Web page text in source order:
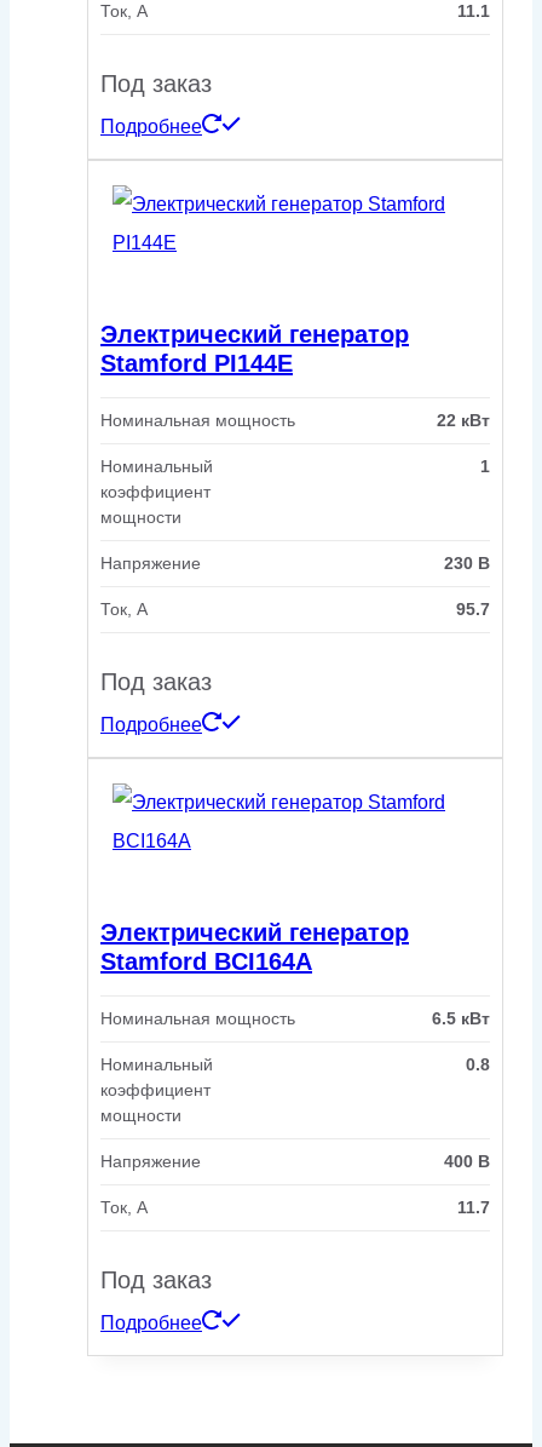
Ток, А 11.1
Под заказ
Подробнее
Электрический генератор
Stamford PI144E
Номинальная мощность 22 кВт
Номинальный
коэффициент
мощности
1
Напряжение 230 В
Ток, А 95.7
Под заказ
Подробнее
Электрический генератор
Stamford BCI164A
Номинальная мощность 6.5 кВт
Номинальный
коэффициент
мощности
0.8
Напряжение 400 В
Ток, А 11.7
Под заказ
Подробнее